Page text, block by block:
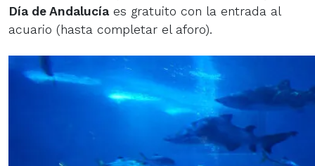
Día de Andalucíaes gratuito con la entrada al
acuario (hasta completar el aforo).